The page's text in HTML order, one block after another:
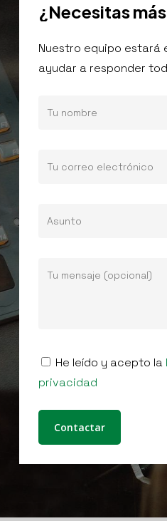
¿Necesitasmás
Nuestro equipo estará
ayudar a responder
He leído y acepto la
privacidad